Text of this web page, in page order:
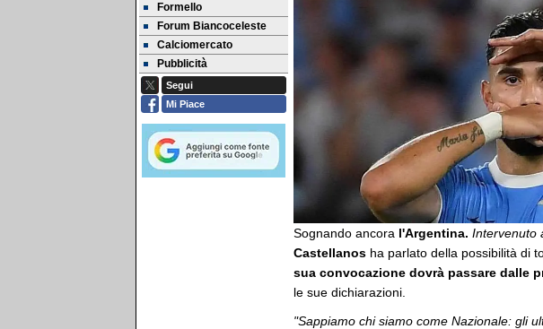
Formello
Forum Biancoceleste
Calciomercato
Pubblicità
Segui
Mi Piace
Sognando ancora l'Argentina. Intervenuto
Castellanos ha parlato della possibilità di
sua convocazione dovrà passare dalle
le sue dichiarazioni.
"Sappiamo chi siamo come Nazionale: gli